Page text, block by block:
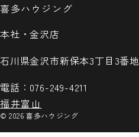
喜多ハウジング
本社・金沢店
石川県金沢市新保本3丁目3番地
電話：076-249-4211
福井富山
© 2026 喜多ハウジング